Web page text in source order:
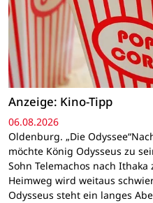
Anzeige: Kino-Tipp
06.08.2026
Oldenburg. „Die
möchte König Odysseus zu
Sohn Telemachos nach
Heimweg wird weitaus
Odysseus steht ein langes